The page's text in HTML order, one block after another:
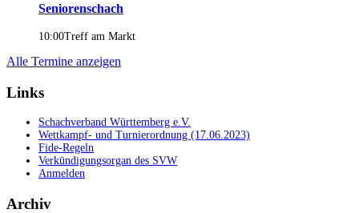
Seniorenschach
10:00Treff am Markt
Alle Termine anzeigen
Links
Schachverband Württemberg e.V.
Wettkampf- und Turnierordnung (17.06.2023)
Fide-Regeln
Verkündigungsorgan des SVW
Anmelden
Archiv